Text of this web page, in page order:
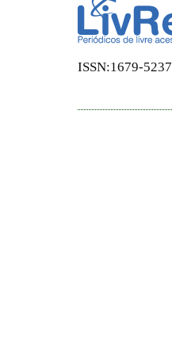
ISSN:1679-5237